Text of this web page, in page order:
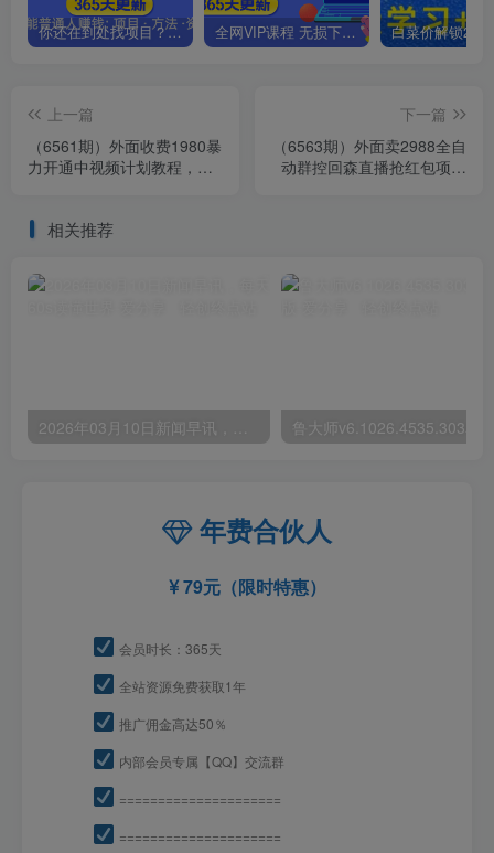
你还在到处找项目？还在当韭菜？我靠卖项目一个月收入5万+，曾经我也是个失败者。 全网VIP课程 无损下载~.~
上一篇
（6561期）外面收费1980暴
力开通中视频计划教程，附
下一篇
（6563期）外面卖2988全自
动群控回森直播抢红包项目
相关推荐
年费合伙人
79元（限时特惠）
会员时长：365天
全站资源免费获取1年
推广佣金高达50％
内部会员专属【QQ】交流群
=====================
=====================